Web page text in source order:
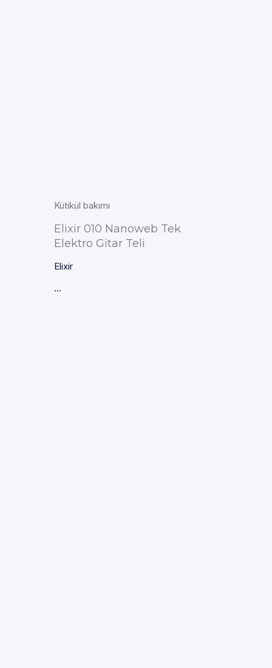
Kütikül bakımı
Elixir 010 Nanoweb Tek
Elektro Gitar Teli
Elixir
...